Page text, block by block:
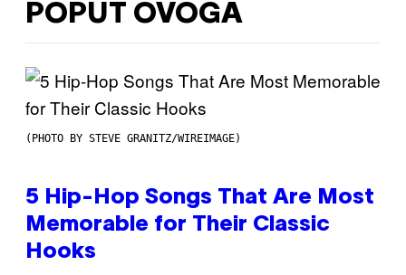
POPUT OVOGA
(PHOTO BY STEVE GRANITZ/WIREIMAGE)
5 Hip-Hop Songs That Are Most
Memorable for Their Classic
Hooks